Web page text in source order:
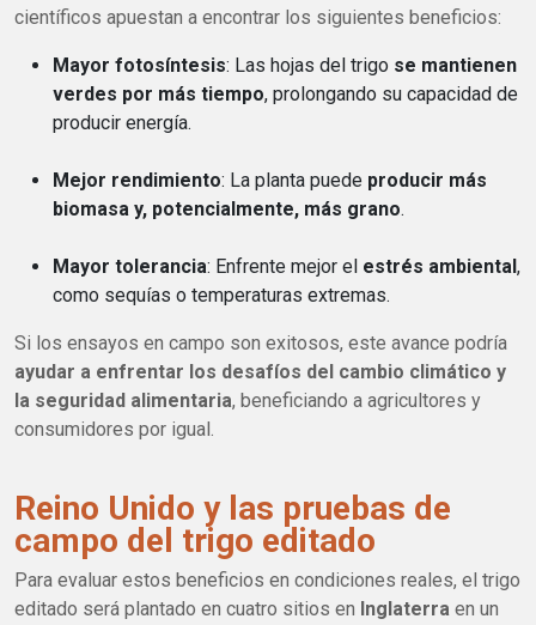
científicos apuestan a encontrar los siguientes beneficios:
Mayor fotosíntesis: Las hojas del trigo se mantienen
verdes por más tiempo, prolongando su capacidad de
producir energía.
Mejor rendimiento: La planta puede producir más
biomasa y, potencialmente, más grano.
Mayor tolerancia: Enfrente mejor el estrés ambiental,
como sequías o temperaturas extremas.
Si los ensayos en campo son exitosos, este avance podría
ayudar a enfrentar los desafíos del cambio climático y
la seguridad alimentaria, beneficiando a agricultores y
consumidores por igual.
Reino Unido y las pruebas de
campo del trigo editado
Para evaluar estos beneficios en condiciones reales, el trigo
editado será plantado en cuatro sitios en Inglaterra en un